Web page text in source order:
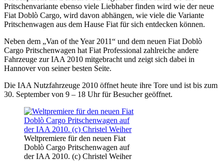
Pritschenvariante ebenso viele Liebhaber finden wird wie der neue
Fiat Doblò Cargo, wird davon abhängen, wie viele die Variante
Pritschenwagen aus dem Hause Fiat für sich entdecken können.
Neben dem „Van of the Year 2011“ und dem neuen Fiat Doblò
Cargo Pritschenwagen hat Fiat Professional zahlreiche andere
Fahrzeuge zur IAA 2010 mitgebracht und zeigt sich dabei in
Hannover von seiner besten Seite.
Die IAA Nutzfahrzeuge 2010 öffnet heute ihre Tore und ist bis zum
30. September von 9 – 18 Uhr für Besucher geöffnet.
Weltpremiere für den neuen Fiat
Doblò Cargo Pritschenwagen auf
der IAA 2010. (c) Christel Weiher